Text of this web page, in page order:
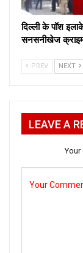
दिल्ली के पॉश
सनसनीखेज
PREV NEXT
LEAVE A
Your